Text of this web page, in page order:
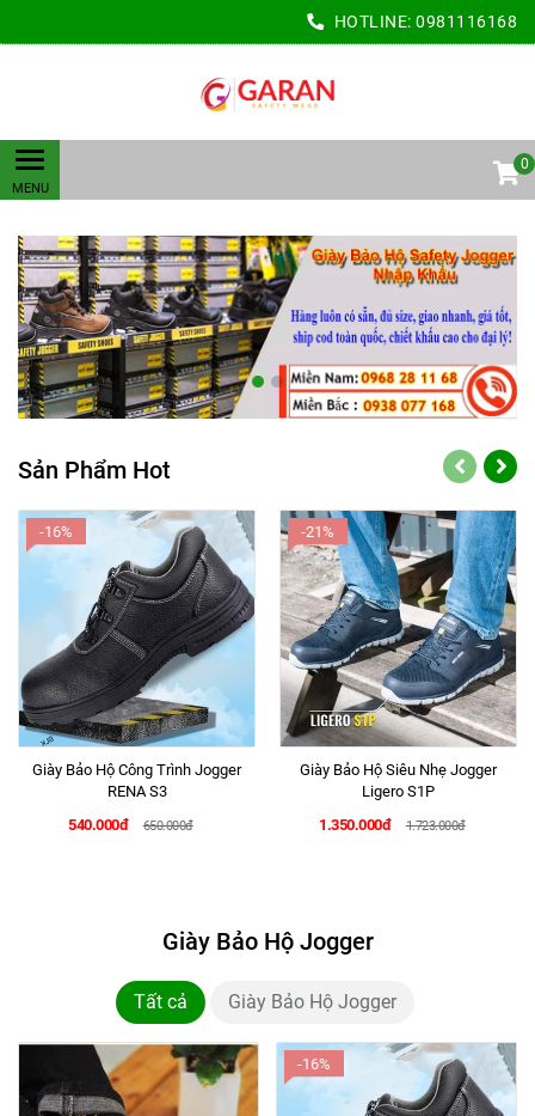
HOTLINE: 0981116168
0
Sản Phẩm Hot
-16%
Giày Bảo Hộ Công Trình Jogger
RENA S3
540.000đ
650.000đ
-21%
Giày Bảo Hộ Siêu Nhẹ Jogger
Ligero S1P
1.350.000đ
1.723.000đ
Giày Bảo Hộ Jogger
Tất cả Giày Bảo Hộ Jogger
-16%